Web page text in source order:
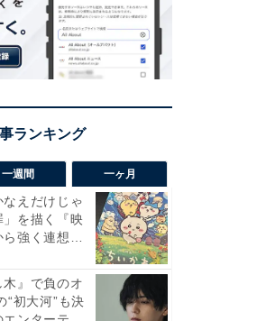
一週間 一ヶ月
えだけじゃ
」を描く『映
強く連想し
木』で負のオ
“初大河”も決